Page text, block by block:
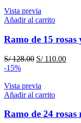
Vista previa
Añadir al carrito
Ramo de 15
S/128.00 El
era:
S/ 128.00.
S/110.00El
-15%
Vista previa
Añadir al carrito
Ramo de 24 rosas